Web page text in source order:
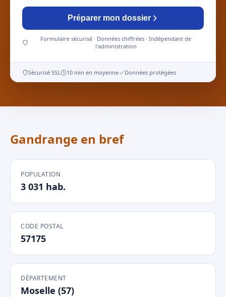
Préparer mon dossier
Formulaire sécurisé · Données chiffrées · Indépendant de
l'administration
Sécurisé SSL 10 min en moyenne Données protégées
Gandrange en bref
POPULATION
3 031 hab.
CODE POSTAL
57175
DÉPARTEMENT
Moselle (57)